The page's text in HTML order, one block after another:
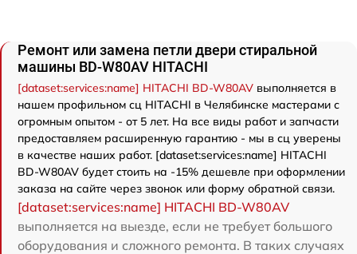
Ремонт или замена петли двери стиральной
машины BD-W80AV HITACHI
[dataset:services:name] HITACHI BD-W80AV выполняется в
нашем профильном сц HITACHI в Челябинске мастерами с
огромным опытом - от 5 лет. На все виды работ и запчасти
предоставляем расширенную гарантию - мы в сц уверены
в качестве наших работ. [dataset:services:name] HITACHI
BD-W80AV будет стоить на -15% дешевле при оформлении
заказа на сайте через звонок или форму обратной связи.
[dataset:services:name] HITACHI BD-W80AV
выполняется на выезде, если не требует большого
оборудования и сложного ремонта. В таких случаях